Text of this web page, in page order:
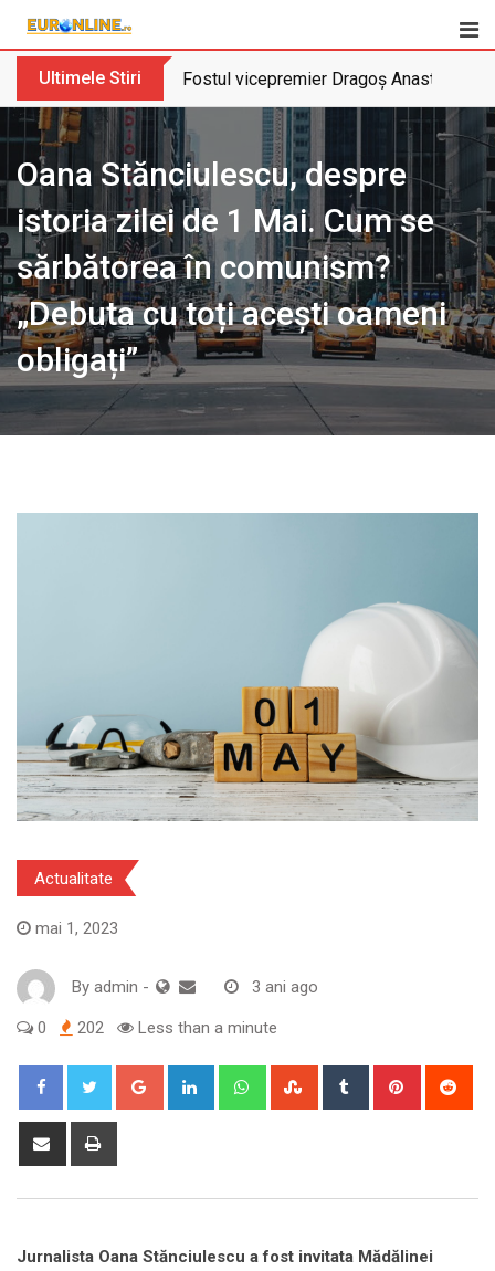
Ultimele Stiri Fostul vicepremier Dragoș Anastasiu
Oana Stănciulescu, despre
istoria zilei de 1 Mai. Cum se
sărbătorea în comunism?
„Debuta cu toți acești oameni
obligați”
Actualitate
mai 1, 2023
By admin - 3 ani ago
0 202 Less than a minute
Google+ LinkedIn WhatsappStumbleUpon
Tumblr Pinterest
Share
Jurnalista Oana Stănciulescu a fost invitata Mădălinei